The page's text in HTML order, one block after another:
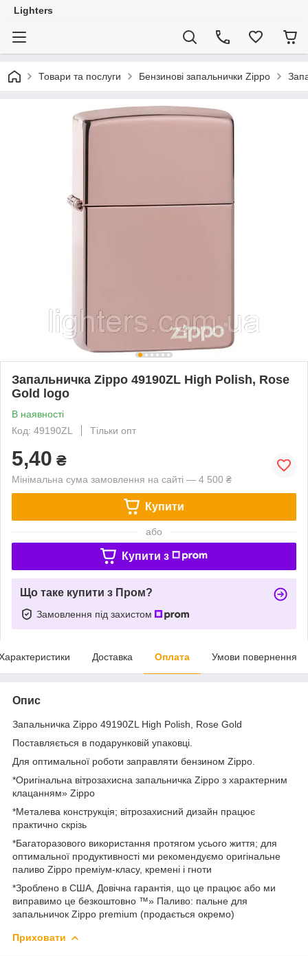
Lighters
Товари та послуги Бензинові запальнички Zippo
Запальничка Zippo 49190ZL High Polish, Rose
Gold logo
В наявності
Код: 49190ZL
Тільки опт
5,40 ₴
Мінімальна сума замовлення на сайті — 4 500 ₴
Купити
або
Купити з
Що таке купити з Пром?
Замовлення під захистом
Доставка Оплата Умови повернення
Опис
Запальничка Zippo 49190ZL High Polish, Rose Gold
Поставляється в подарунковій упаковці.
Для оптимальної роботи заправляти бензином Zippo.
*Оригінальна вітрозахисна запальничка Zippo з характерним
клацанням» Zippo
*Металева конструкція; вітрозахисний дизайн працює
практично скрізь
*Багаторазового використання протягом усього життя; для
оптимальної продуктивності ми рекомендуємо оригінальне
паливо Zippo преміум-класу, кремені і гноти
*Зроблено в США, Довічна гарантія, що це працює або ми
виправимо це безкоштовно ™» Паливо: пальне для
запальничок Zippo premium (продається окремо)
Приховати